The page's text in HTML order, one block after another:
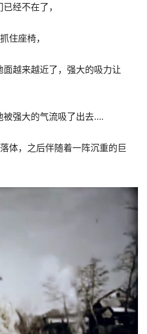
经不在了，
住座椅，
越来越近了，强大的吸力让
被强大的气流吸了出去….
体，之后伴随着一阵沉重的巨